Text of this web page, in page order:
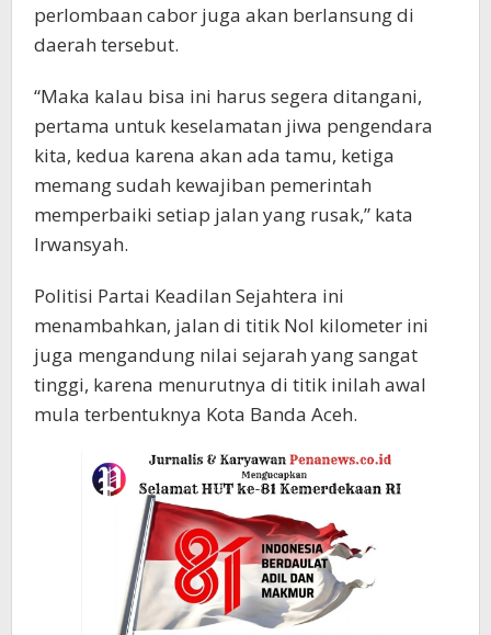
perlombaan cabor juga akan berlansung di
daerah tersebut.
“Maka kalau bisa ini harus segera ditangani,
pertama untuk keselamatan jiwa pengendara
kita, kedua karena akan ada tamu, ketiga
memang sudah kewajiban pemerintah
memperbaiki setiap jalan yang rusak,” kata
Irwansyah.
Politisi Partai Keadilan Sejahtera ini
menambahkan, jalan di titik Nol kilometer ini
juga mengandung nilai sejarah yang sangat
tinggi, karena menurutnya di titik inilah awal
mula terbentuknya Kota Banda Aceh.